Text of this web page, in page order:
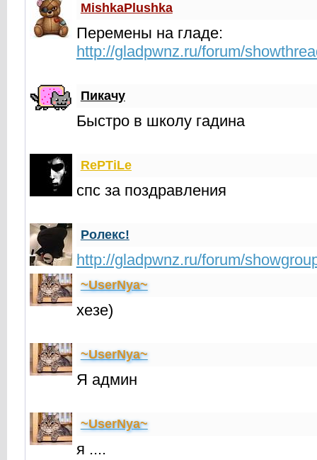
MishkaPlushka
Перемены на гладе:
http://gladpwnz.ru/forum/
Пикачу
Быстро в школу гадина
RePTiLe
спс за поздравления
Ролекс!
http://gladpwnz.ru/forum/
~UserNya~
хезе)
~UserNya~
Я админ
~UserNya~
я ....